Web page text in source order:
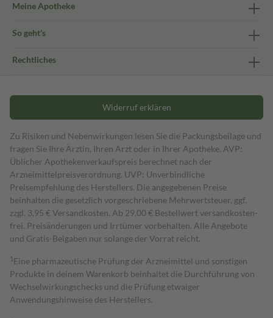
Meine Apotheke
So geht's
Rechtliches
Widerruf erklären
Zu Risiken und Nebenwirkungen lesen Sie die Packungsbeilage und
fragen Sie Ihre Ärztin, Ihren Arzt oder in Ihrer Apotheke. AVP:
Üblicher Apothekenverkaufspreis berechnet nach der
Arzneimittelpreisverordnung. UVP: Unverbindliche
Preisempfehlung des Herstellers. Die angegebenen Preise
beinhalten die gesetzlich vorgeschriebene Mehrwertsteuer, ggf.
zzgl. 3,95 € Versandkosten. Ab 29,00 € Bestell­wert versand­kosten­
frei. Preisänderungen und Irrtümer vorbehalten. Alle Angebote
und Gratis-Beigaben nur solange der Vorrat reicht.
1 Eine pharmazeutische Prüfung der Arzneimittel und sonstigen
Produkte in deinem Warenkorb beinhaltet die Durchführung von
Wechselwirkungschecks und die Prüfung etwaiger
Anwendungshinweise des Herstellers.